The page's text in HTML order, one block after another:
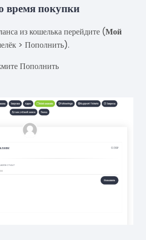
время покупки
из кошелька перейдите (Мой
> Пополнить).
Пополнить